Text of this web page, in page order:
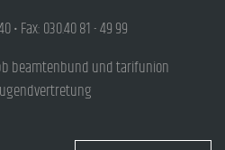
• Fax: 030.40 81 - 49 99
beamtenbund und tarifunion